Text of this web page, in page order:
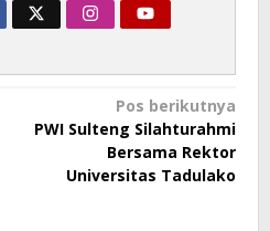
Pos berikutnya
PWI Sulteng Silahturahmi
Bersama Rektor
Universitas Tadulako